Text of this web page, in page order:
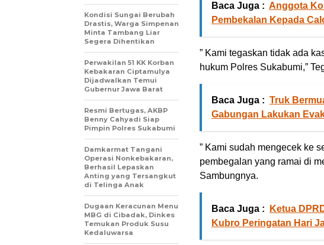
Baca Juga : Anggota
Pembekalan Kepada
” Kami tegaskan tidak ada
hukum Polres Sukabumi,”
Baca Juga : Truk
Gabungan Lakukan
” Kami sudah mengecek ke
pembegalan yang ramai di
Sambungnya.
Baca Juga :
Ketua
Kubro Peringatan Hari
Kondisi Sungai Berubah
Drastis, Warga Simpenan
Minta Tambang Liar
Segera Dihentikan
Perwakilan 51 KK Korban
Kebakaran Ciptamulya
Dijadwalkan Temui
Gubernur Jawa Barat
Resmi Bertugas, AKBP
Benny Cahyadi Siap
Pimpin Polres Sukabumi
Damkarmat Tangani
Operasi Nonkebakaran,
Berhasil Lepaskan
Anting yang Tersangkut
di Telinga Anak
Dugaan Keracunan Menu
MBG di Cibadak, Dinkes
Temukan Produk Susu
Kedaluwarsa